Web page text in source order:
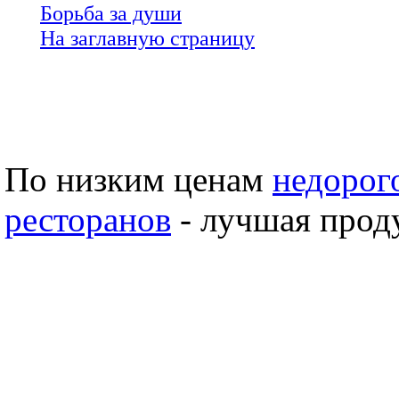
Борьба за души
На заглавную страницу
По низким ценам
ресторанов - лучшая